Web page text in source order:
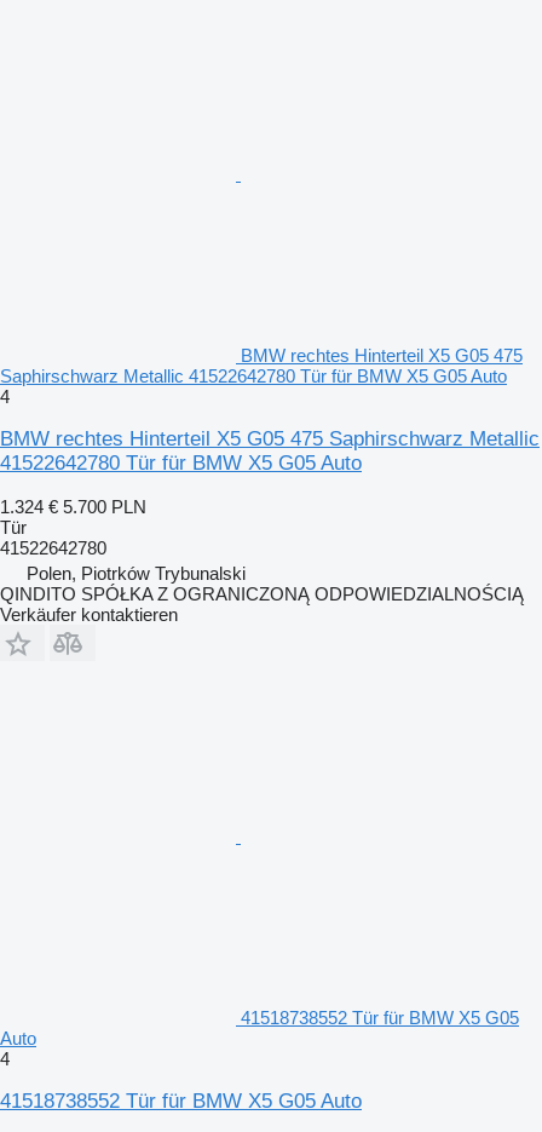
BMW rechtes Hinterteil X5 G05 475
Saphirschwarz Metallic 41522642780 Tür für BMW X5 G05 Auto
4
BMW rechtes Hinterteil X5 G05 475 Saphirschwarz Metallic
41522642780 Tür für BMW X5 G05 Auto
1.324 € 5.700 PLN
Tür
41522642780
Polen, Piotrków Trybunalski
QINDITO SPÓŁKA Z OGRANICZONĄ ODPOWIEDZIALNOŚCIĄ
Verkäufer kontaktieren
41518738552 Tür für BMW X5 G05
Auto
4
41518738552 Tür für BMW X5 G05 Auto